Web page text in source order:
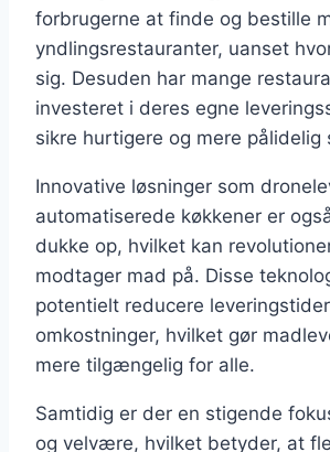
forbrugerne at finde og bestille
yndlingsrestauranter, uanset
sig. Desuden har mange
investeret i deres egne
sikre hurtigere og mere pålidelig
Innovative løsninger som
automatiserede køkkener er
dukke op, hvilket kan
modtager mad på. Disse
potentielt reducere
omkostninger, hvilket gør
mere tilgængelig for alle.
Samtidig er der en stigende
og velvære, hvilket betyder, at